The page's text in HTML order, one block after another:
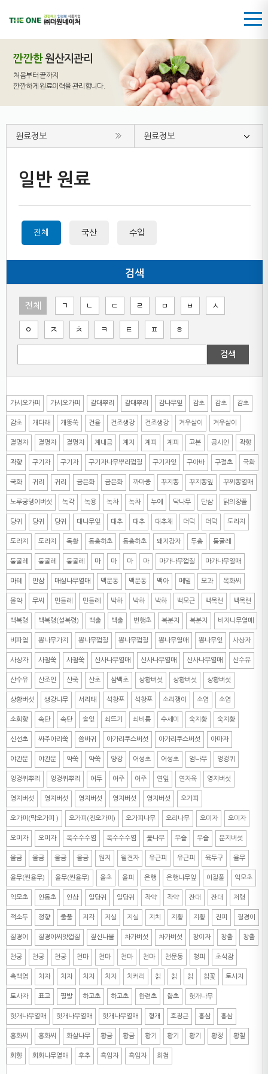
깐깐한원산지관리
처음부터 끝까지
깐깐하게 원료이력을 관리합니다.
원료정보 원료정보
일반 원료
전체 국산 수입
검색
전체 ㄱ ㄴ ㄷ ㄹ ㅁ ㅂ ㅅ
ㅇ ㅈ ㅊ ㅋ ㅌ ㅍ ㅎ
검색
가시오가피 가시오가피 갈대뿌리 갈대뿌리 감나무잎 감초 감초 감초
감초 개다래 개똥쑥 건율 건조생강 건조생강 겨우살이 겨우살이
결명자 결명자 결명자 계내금 계지 계피 계피 고본 공사인 곽향
곽향 구기자 구기자 구기자나무뿌리껍질 구기자잎 구아바 구절초 국화
국화 귀리 귀리 금은화 금은화 까마중 꾸지뽕 꾸지뽕잎 꾸찌뽕열매
노루궁뎅이버섯 녹각 녹용 녹차 녹차 누에 닥나무 단삼 닭의장풀
당귀 당귀 당귀 대나무잎 대추 대추 대추채 더덕 더덕 도라지
도라지 도라지 독활 동충하초 동충하초 돼지감자 두충 둥굴레
둥굴레 둥굴레 둥굴레 마 마 마 마 마가나무껍질 마가나무열매
마테 만삼 매실나무열매 맥문동 맥문동 맥아 메밀 모과 목화씨
몰약 무씨 민들레 민들레 박하 박하 박하 백모근 백목련 백목련
백복령 백복령(설복령) 백출 백출 번행초 복분자 복분자 비자나무열매
비파엽 뽕나무가지 뽕나무껍질 뽕나무껍질 뽕나무열매 뽕나무잎 사상자
사상자 사철쑥 사철쑥 산사나무열매 산사나무열매 산사나무열매 산수유
산수유 산조인 산죽 산초 삼백초 상황버섯 상황버섯 상황버섯
상황버섯 생강나무 서리태 석창포 석창포 소리쟁이 소엽 소엽
소회향 속단 속단 솔잎 쇠뜨기 쇠비름 수세미 숙지황 숙지황
신선초 싸주아리쑥 씀바귀 아가리쿠스버섯 아가리쿠스버섯 아마자
야관문 야관문 약쑥 약쑥 양강 어성초 어성초 엄나무 엉겅퀴
엉겅퀴뿌리 엉겅퀴뿌리 여두 여주 여주 연잎 연자육 영지버섯
영지버섯 영지버섯 영지버섯 영지버섯 영지버섯 오가피
오가피(막오가피 ) 오가피(진오가피) 오가피나무 오리나무 오미자 오미자
오미자 오미자 옥수수수염 옥수수수염 옻나무 우슬 우슬 운지버섯
울금 울금 울금 울금 원지 월견자 유근피 유근피 육두구 율무
율무(찐율무) 율무(찐율무) 율초 율피 은행 은행나무잎 이질풀 익모초
익모초 인동초 인삼 일당귀 일당귀 작약 작약 잔대 잔대 저령
적소두 정향 줄풀 지각 지실 지실 지치 지황 지황 진피 질경이
질경이 질경이씨앗껍질 짚신나물 차가버섯 차가버섯 창이자 창출 창출
천궁 천궁 천궁 천마 천마 천마 천마 천문동 청피 초석잠
측백엽 치자 치자 치자 치자 치커리 칡 칡 칡 칡꽃 토사자
토사자 표고 필발 하고초 하고초 한련초 함초 헛개나무
헛개나무열매 헛개나무열매 헛개나무열매 형개 호장근 홍삼 홍삼
홍화씨 홍화씨 화살나무 황금 황금 황기 황기 황기 황정 황칠
회향 회화나무열매 후추 흑임자 흑임자 희첨